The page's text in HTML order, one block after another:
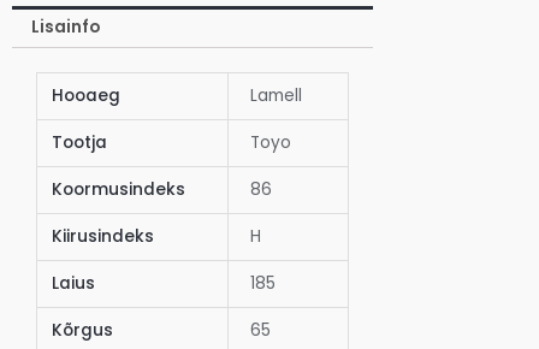
Lisainfo
Hooaeg Lamell
Tootja Toyo
Koormusindeks 86
Kiirusindeks H
Laius 185
Kõrgus 65